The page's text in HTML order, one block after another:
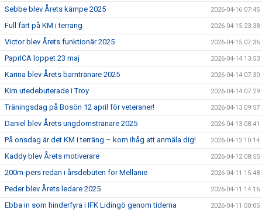
Sebbe blev Årets kämpe 2025 2026-04-16 07:45
Full fart på KM i terräng 2026-04-15 23:38
Victor blev Årets funktionär 2025 2026-04-15 07:36
PaprICA loppet 23 maj 2026-04-14 13:53
Karina blev Årets barntränare 2025 2026-04-14 07:30
Kim utedebuterade i Troy 2026-04-14 07:29
Träningsdag på Bosön 12 april för veteraner! 2026-04-13 09:57
Daniel blev Årets ungdomstränare 2025 2026-04-13 08:41
På onsdag är det KM i terräng – kom ihåg att anmäla dig! 2026-04-12 10:14
Kaddy blev Årets motiverare 2026-04-12 08:55
200m-pers redan i årsdebuten för Mellanie 2026-04-11 15:48
Peder blev Årets ledare 2025 2026-04-11 14:16
Ebba in som hinderfyra i IFK Lidingö genom tiderna 2026-04-11 00:05